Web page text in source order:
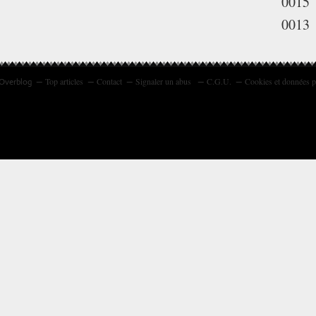
0013
Top articles Contact Signaler un abus C.G.U. Cookies et données